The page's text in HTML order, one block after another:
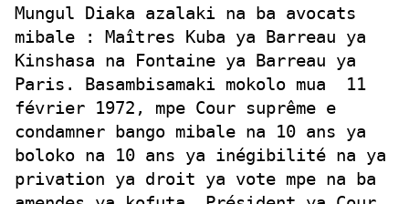
Mungul Diaka azalaki na ba avocats
mibale : Maîtres Kuba ya Barreau ya
Kinshasa na Fontaine ya Barreau ya
Paris. Basambisamaki mokolo mua 11
février 1972, mpe Cour suprême e
condamner bango mibale na 10 ans ya
boloko na 10 ans ya inégibilité na ya
privation ya droit ya vote mpe na ba